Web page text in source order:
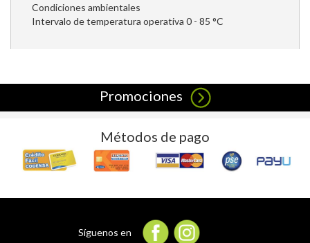
Condiciones ambientales
Intervalo de temperatura operativa 0 - 85 °C
Promociones
Métodos de pago
Síguenos en